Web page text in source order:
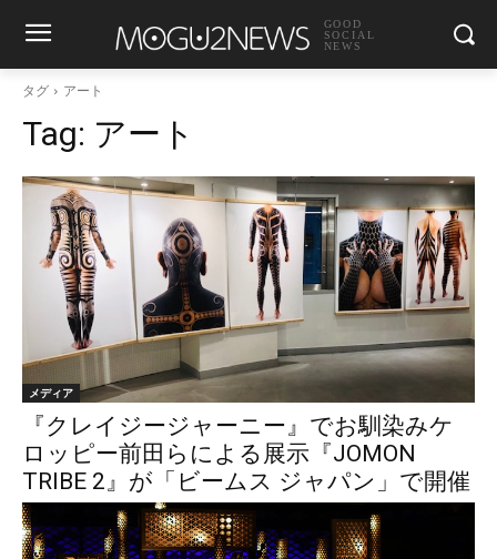
GOOD
SOCIAL
NEWS
タグ アート
Tag: アート
メディア
『クレイジージャーニー』でお馴染みケ
ロッピー前田らによる展示『JOMON
TRIBE 2』が「ビームス ジャパン」で開催